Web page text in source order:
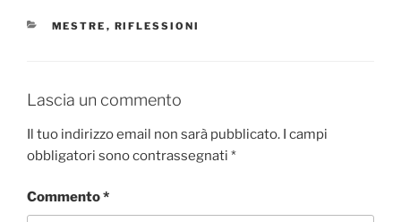
CATEGORIE
MESTRE , RIFLESSIONI
Lascia un commento
Il tuo indirizzo email non sarà pubblicato. I campi
obbligatori sono contrassegnati *
Commento*